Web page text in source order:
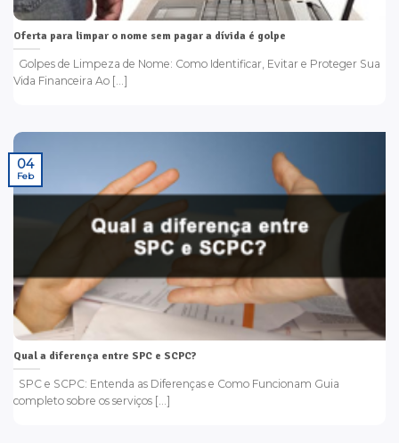
Oferta para limpar o nome sem pagar a dívida é golpe
Golpes de Limpeza de Nome: Como Identificar, Evitar e Proteger Sua
Vida Financeira Ao [...]
Qual a diferença entre SPC e SCPC?
SPC e SCPC: Entenda as Diferenças e Como Funcionam Guia
completo sobre os serviços [...]
04
Feb